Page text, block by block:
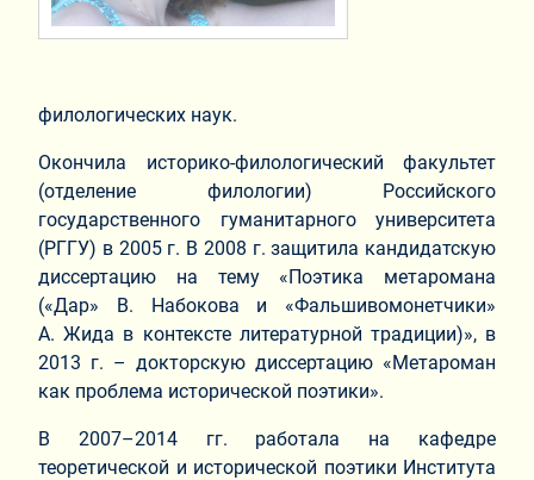
филологических наук.
Окончила историко-филологический факультет
(отделение филологии) Российского
государственного гуманитарного университета
(РГГУ) в 2005 г. В 2008 г. защитила кандидатскую
диссертацию на тему «Поэтика метаромана
(«Дар» В. Набокова и «Фальшивомонетчики»
А. Жида в контексте литературной традиции)», в
2013 г. – докторскую диссертацию «Метароман
как проблема исторической поэтики».
В 2007–2014 гг. работала на кафедре
теоретической и исторической поэтики Института